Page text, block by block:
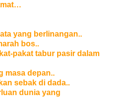
yang berlinangan..
bos..
pakat tabur pasir dalam
masa depan..
sebak di dada..
dunia yang